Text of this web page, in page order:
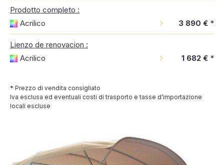
Prodotto completo :
Acrilico
3 890 € *
Lienzo de renovacion :
Acrilico
1 682 € *
* Prezzo di vendita consigliato
Iva esclusa ed eventuali costi di trasporto e tasse d’importazione
locali escluse